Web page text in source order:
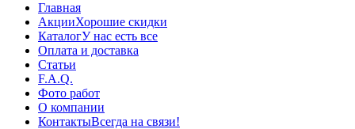
Главная
АкцииХорошие скидки
КаталогУ нас есть все
Оплата и доставка
Статьи
F.A.Q.
Фото работ
О компании
КонтактыВсегда на связи!